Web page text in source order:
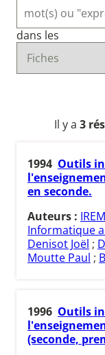
dans les
Il y a 3
1994 Outils
en seconde.
Auteurs :
Informatique
Denisot Joël ;
Moutte Paul ;
1996 Outils
(seconde,